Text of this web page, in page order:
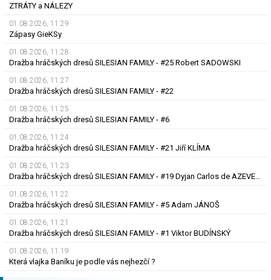
ZTRÁTY a NÁLEZY
01.08.2026, 11.29
Zápasy GieKSy
01.08.2026, 11.28
Dražba hráčských dresů SILESIAN FAMILY - #25 Robert SADOWSKI
01.08.2026, 11.27
Dražba hráčských dresů SILESIAN FAMILY - #22
01.08.2026, 11.25
Dražba hráčských dresů SILESIAN FAMILY - #6
01.08.2026, 11.24
Dražba hráčských dresů SILESIAN FAMILY - #21 Jiří KLÍMA
01.08.2026, 11.23
01.08.2026, 11.22
Dražba hráčských dresů SILESIAN FAMILY - #5 Adam JÁNOŠ
01.08.2026, 11.21
Dražba hráčských dresů SILESIAN FAMILY - #1 Viktor BUDÍNSKÝ
01.08.2026, 11.19
Která vlajka Baníku je podle vás nejhezčí ?